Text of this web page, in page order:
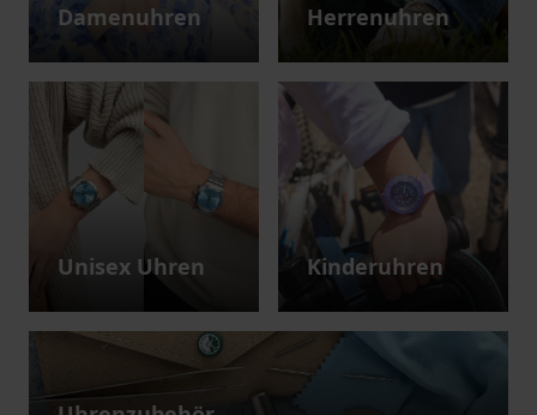
Damenuhren Herrenuhren
Unisex Uhren Kinderuhren